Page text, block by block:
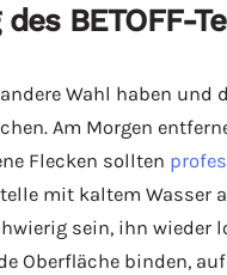
BETOFF-
Wahl haben
Am Morgen
Flecken sollten
mit kaltem Wasser
sein, ihn
Oberfläche binden,